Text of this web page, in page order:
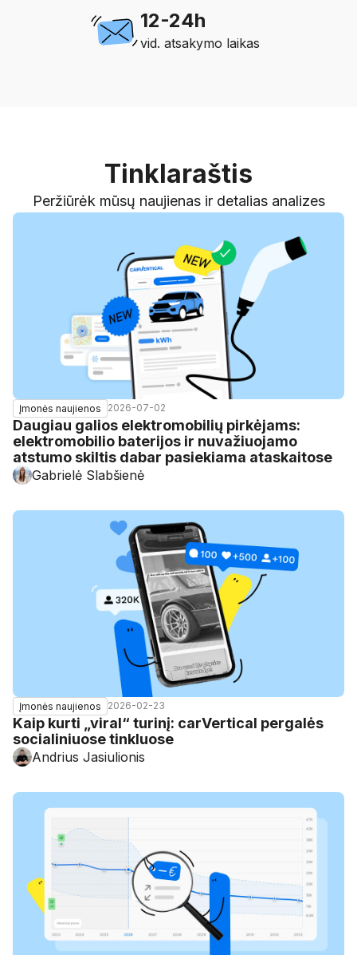
12-24h
vid. atsakymo laikas
Tinklaraštis
Peržiūrėk mūsų naujienas ir detalias analizes
Įmonės naujienos 2026-07-02
Daugiau galios elektromobilių pirkėjams:
elektromobilio baterijos ir nuvažiuojamo
atstumo skiltis dabar pasiekiama ataskaitose
Gabrielė Slabšienė
Įmonės naujienos 2026-02-23
Kaip kurti „viral“ turinį: carVertical pergalės
socialiniuose tinkluose
Andrius Jasiulionis